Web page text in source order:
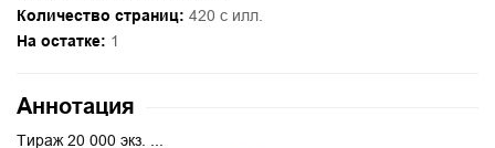
Количество страниц: 420 с илл.
На остатке: 1
Аннотация
Тираж 20 000 экз. ...